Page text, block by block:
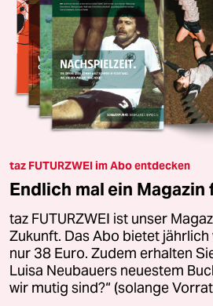
taz FUTURZWEI im Abo entdecken
Endlich mal ein
taz FUTURZWEI ist unser
Zukunft. Das Abo bietet
nur 38 Euro. Zudem erhalten
Luisa Neubauers neuestem
wir mutig sind?“ (solange